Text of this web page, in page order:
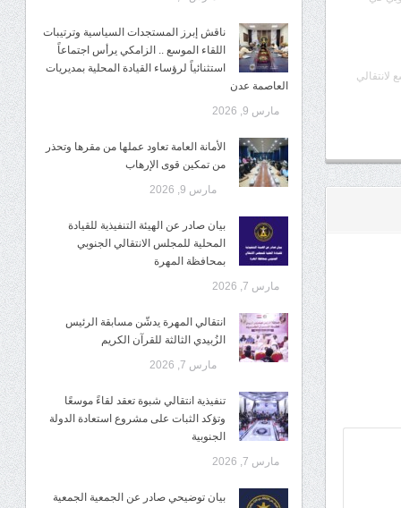
لانتقالي
ناقش إبرز المستجدات السياسية وترتيبات
اللقاء الموسع .. الزامكي يرأس اجتماعاً
استثنائياً لرؤساء القيادة المحلية بمديريات
العاصمة عدن
مارس 9, 2026
الأمانة العامة تعاود عملها من مقرها وتحذر
من تمكين قوى الإرهاب
مارس 9, 2026
بيان صادر عن الهيئة التنفيذية للقيادة
المحلية للمجلس الانتقالي الجنوبي
بمحافظة المهرة
مارس 7, 2026
انتقالي المهرة يدشّن مسابقة الرئيس
الزُبيدي الثالثة للقرآن الكريم
مارس 7, 2026
تنفيذية انتقالي شبوة تعقد لقاءً موسعًا
وتؤكد الثبات على مشروع استعادة الدولة
الجنوبية
مارس 7, 2026
بيان توضيحي صادر عن الجمعية الجمعية